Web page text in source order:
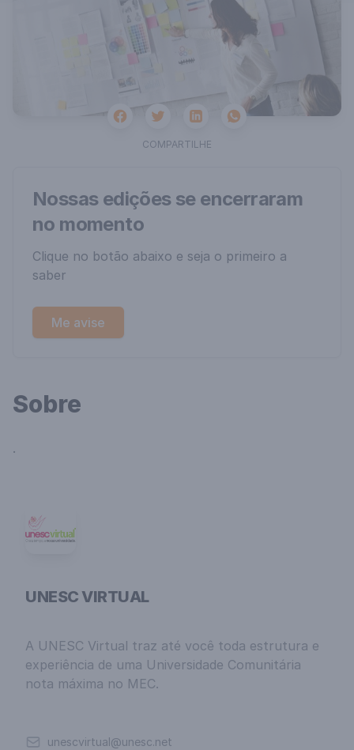
FacebookTwitterLinkedinWhatsapp
COMPARTILHE
Nossas edições se encerraram
no momento
Clique no botão abaixo e seja o primeiro a
saber
Me avise
Sobre
.
UNESC VIRTUAL
A UNESC Virtual traz até você toda estrutura e
experiência de uma Universidade Comunitária
nota máxima no MEC.
Emailunescvirtual@unesc.net